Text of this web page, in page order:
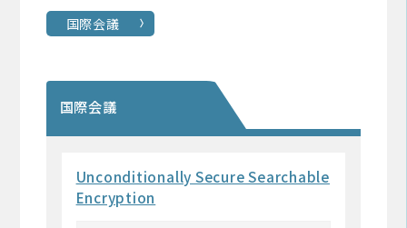
国際会議
国際会議
Unconditionally Secure Searchable
Encryption